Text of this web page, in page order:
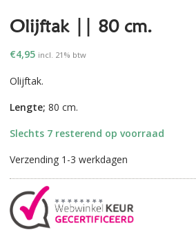
Olijftak || 80 cm.
€4,95 incl. 21% btw
Olijftak.
Lengte; 80 cm.
Slechts 7 resterend op voorraad
Verzending 1-3 werkdagen